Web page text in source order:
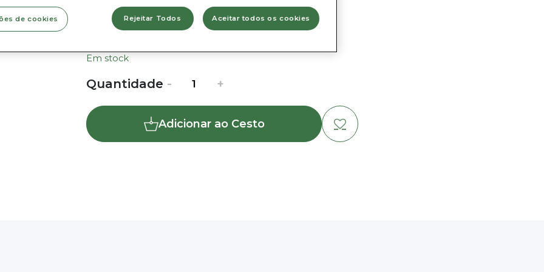
diâmetro até 23cm.
Material:madeira
Em stock
Quantidade
Quantidade
Vaso
Carpe
- +
Adicionar ao Cesto
Rejeitar Todos Aceitar todos os cookies
de cookies